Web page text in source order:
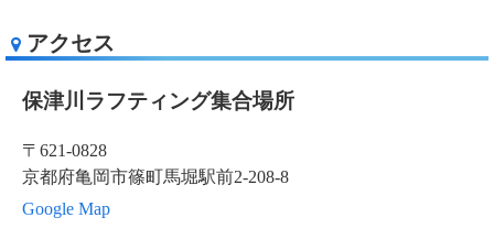
アクセス
保津川ラフティング集合場所
〒621-0828
京都府亀岡市篠町馬堀駅前2-208-8
Google Map